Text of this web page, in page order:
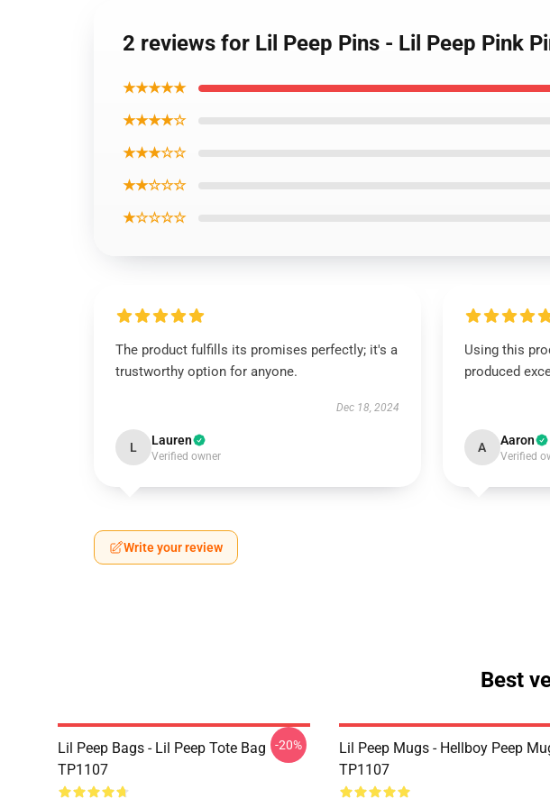
2 reviews for Lil Peep Pins - Lil Peep Pink
★★★★★
★★★★☆
★★★☆☆
★★☆☆☆
★☆☆☆☆
The product fulfills its promises perfectly; it's a
trustworthy option for anyone.
Dec 18, 2024
L Lauren
Verified owner
Using this
produced
A Aaron
Verified
Write your review
Best
Lil Peep Bags - Lil Peep Tote Bag
TP1107
-20%
Lil Peep Mugs - Hellboy Peep
TP1107